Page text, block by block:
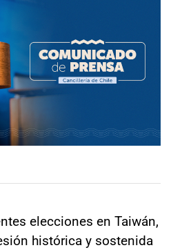
Económicas
elecciones en Taiwán,
histórica y sostenida